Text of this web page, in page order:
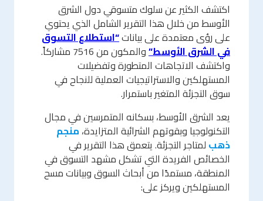
اكتشف الكثير عن سلوك متسوقي دول الشرق
الأوسط من خلال هذا التقرير الشامل الذي يحتوي
على رؤى معتمدة على بيانات“استطلاع التسوق
في الشرق الأوسط”
والمكون من 7516 مشاركاً.
واكتشف الاتجاهات المتطورة وتفضيلات
المستهلكين والاستراتيجيات العملية للنجاح في
سوق التجزئة المتغير باستمرار.
يعد الشرق الأوسط، بسكانه المتمرسين في مجال
التكنولوجيا وبقوتهم الشرائية المتزايدة، منجم
ذهب لمتاجر التجزئة. يتعمق هذا التقرير في
الخصائص الفريدة التي تشكل مشهد التسوق في
المنطقة، مستمدًا من أبحاث السوق وبيانات مسح
المستهلكين ويركز على: